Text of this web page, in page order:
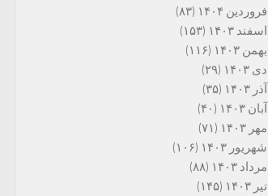
فروردین ۱۴۰۴
(۸۳)
اسفند ۱۴۰۳
(۱۵۳)
بهمن ۱۴۰۳
(۱۱۶)
دی ۱۴۰۳
(۲۹)
آذر ۱۴۰۳
(۳۵)
آبان ۱۴۰۳
(۴۰)
مهر ۱۴۰۳
(۷۱)
شهریور ۱۴۰۳
(۱۰۶)
مرداد ۱۴۰۳
(۸۸)
تیر ۱۴۰۳
(۱۴۵)